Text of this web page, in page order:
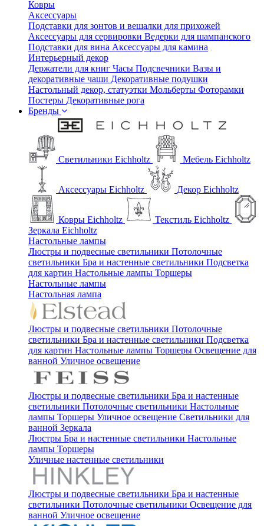
Ковры
Аксессуары
Подставки для зонтов и вешалки для прихожей
Аксессуары для сервировки Ведерки для шампанского
Подставки для вина Аксессуары для камина
Интерьерный декор
Держатели для книг Часы Подсвечники Вазы и
декоративные чаши Декоративные подушки
Настольный декор, статуэтки Мольберты Фоторамки
Постеры Декоративные рога
Бренды
Светильники Eichholtz Мебель Eichholtz
Аксессуары Eichholtz Декор Eichholtz
Ковры Eichholtz
Текстиль Eichholtz
Зеркала Eichholtz
Настольные лампы
Люстры и подвесные светильники Потолочные
светильники Бра и настенные светильники Подсветка
для картин Настольные лампы Торшеры
Настольные лампы
Настольная лампа
Люстры и подвесные светильники Потолочные
светильники Бра и настенные светильники Подсветка
для картин Настольные лампы Торшеры Освещение для
ванной Уличное освещение
Люстры и подвесные светильники Бра и настенные
светильники Потолочные светильники Настольные
лампы Торшеры Уличное освещение Светильники для
ванной Зеркала
Люстры Бра и настенные светильники Настольные
лампы Торшеры
Уличные настенные светильники
Люстры и подвесные светильники Бра и настенные
светильники Потолочные светильники Освещение для
ванной Уличное освещение